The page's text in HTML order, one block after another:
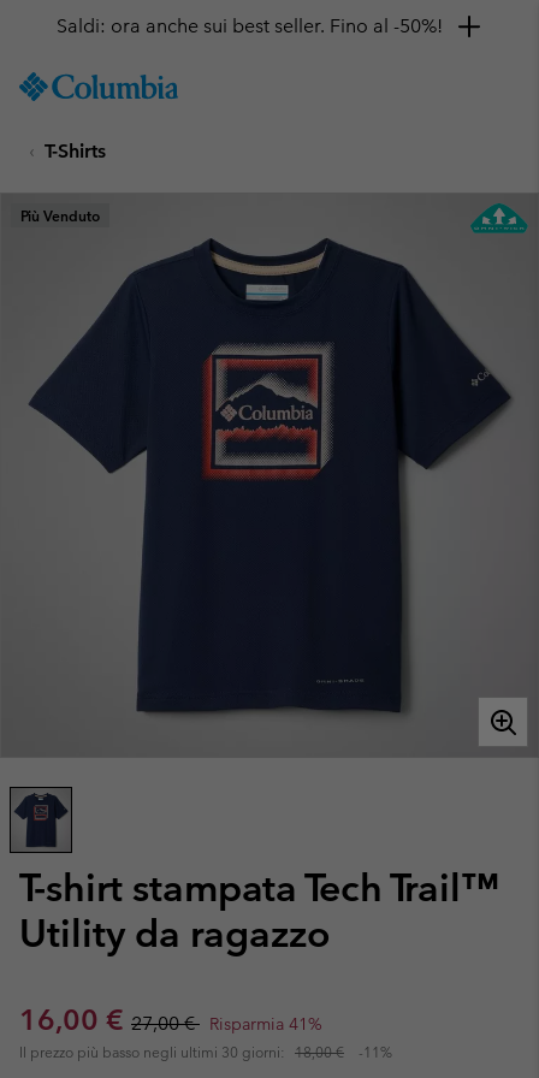
TO
SKIP
MAIN
NAV
SEARCH
Saldi: ora anche sui best seller. Fino al -50%!
T-Shirts
T-shirt stampata Tech Trail™
Utility da ragazzo
Sale price:
16,00 € Regular price:
27,00 € Risparmia 41%
Il prezzo più basso negli ultimi 30 giorni: 18,00 € -11%
Più Venduto